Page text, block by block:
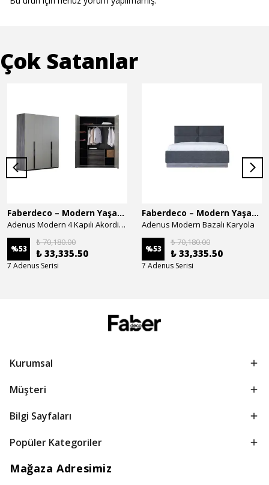
Çok Satanlar
Faberdeco – Modern Yaşam Alanları İçin Özel Tasarım Mobilyalar
Adenus Modern 4 Kapılı Akordion Dolap
%53
₺ 70,180.00
₺ 33,335.50
7 Adenus Serisi
Faberdeco – Modern Yaşam Alanları İçin Özel Tasarım Mobilyalar
Adenus Modern Bazalı Karyola
%53
₺ 70,180.00
₺ 33,335.50
7 Adenus Serisi
Kurumsal
Müşteri
Bilgi Sayfaları
Popüler Kategoriler
Mağaza Adresimiz